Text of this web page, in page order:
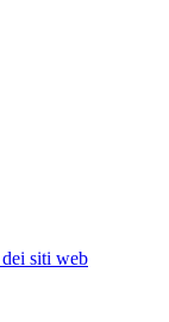
siti web